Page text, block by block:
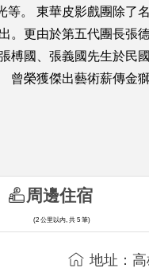
。 東華皮影戲團除了
更由於第五代團長張
國、張義國先生於民
榮獲傑出藝術薪傳金
地址：
周邊住宿
(2 公里以內, 共 5 筆)